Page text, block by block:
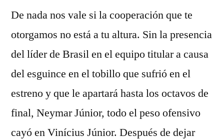
De nada nos vale si la cooperación que te
otorgamos no está a tu altura. Sin la presencia
del líder de Brasil en el equipo titular a causa
del esguince en el tobillo que sufrió en el
estreno y que le apartará hasta los octavos de
final, Neymar Júnior, todo el peso ofensivo
cayó en Vinícius Júnior. Después de dejar